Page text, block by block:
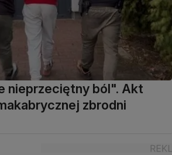
nieprzeciętny ból". Akt
zbrodni